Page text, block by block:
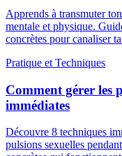
Apprends à transmuter
mentale et physique.
concrètes pour canaliser
Pratique et Techniques
Comment gérer les
immédiates
Découvre 8 techniques
pulsions sexuelles